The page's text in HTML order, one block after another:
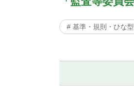
# 基準・規則・ひな